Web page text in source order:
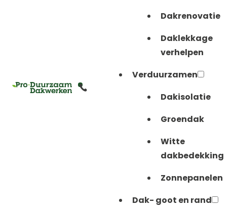
Dakrenovatie
Daklekkage
verhelpen
Verduurzamen
Dakisolatie
Groendak
Witte
dakbedekking
Zonnepanelen
Dak- goot en rand